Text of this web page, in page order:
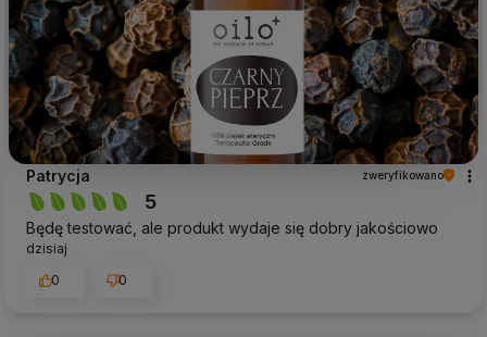
Patrycja zweryfikowano
5
Będę testować, ale produkt wydaje się dobry jakościowo
dzisiaj
0
0